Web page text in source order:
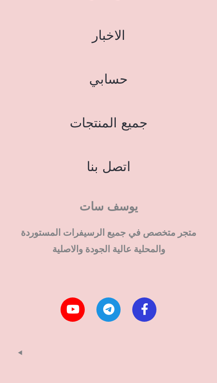
الاخبار
حسابي
جميع المنتجات
اتصل بنا
يوسف سات
متجر متخصص في جميع الرسيفرات المستوردة
والمحلية عالية الجودة والاصلية